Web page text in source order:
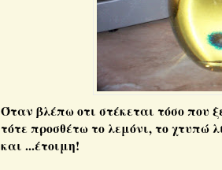
Όταν βλέπω οτι στέκεται τόσο που
τότε προσθέτω το λεμόνι, το χτυπώ
και ...έτοιμη!